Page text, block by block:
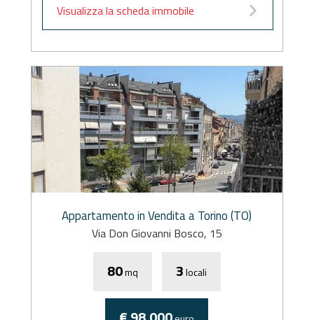
Visualizza la scheda immobile
Appartamento in Vendita a Torino (TO)
Via Don Giovanni Bosco, 15
80mq 3locali